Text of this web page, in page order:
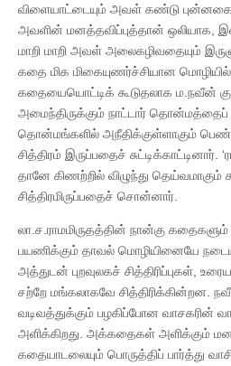
விளையாட்டையும் அவள் கண்டு
அவளின் மனத்தவிப்புத்தான் ஒலியாக,
மாறி மாறி அவள் அலைகழிவதையும்
கதை மிக மிகையுணர்ச்சியான
கதையையொட்டிக் கூடுதலாக ம.நவீன்
அமைந்திருக்கும் நாட்டார் தொன்மத்தைப்
தொன்மங்களில் அநீதிக்குள்ளாகும்
சித்திரம் இருப்பதைச் சுட்டிக்காட்டினார்.
தானே கிணற்றில் விழுந்து
சித்திரமிருப்பதைச் சொன்னார்.
லா.ச.ராமமிருதத்தின் நான்கு
பயணிக்கும் தாவல் மொழியினையே
அத்துடன் புறவுலகச் சித்திரிப்புகள்,
சற்றே மங்கலாகவே சித்திரிக்கின்றன.
வடிவத்துக்கும் பழகிப்போன வாசகரின்
அளிக்கிறது. அக்கதைகள் அளிக்கும்
கதையாடலையும் பொருத்திப் பார்த்து